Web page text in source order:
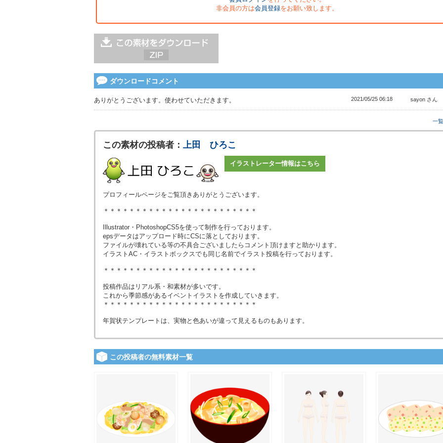
非会員の方は会員登録をお願い致します。
ダウンロードコメント
ありがとうございます。使わせていただきます。 2021/05/25 06:18 sayon さん
一
この素材の投稿者： 上田 ひろこ
イラストレーター情報はこちら
プロフィールページをご覧頂きありがとうございます。
＊＊＊＊＊＊＊＊＊＊＊＊＊＊＊＊＊＊＊＊＊＊＊＊
Illustrator・PhotoshopCS5を使って制作を行っております。
epsデータはアップロード時にCSに落としております。
ファイルが壊れている等の不具合ございましたらコメント頂けますと助かります。
イラストAC・イラストボックスでも同じ名前でイラスト投稿を行っております。
＊＊＊＊＊＊＊＊＊＊＊＊＊＊＊＊＊＊＊＊＊＊＊＊
投稿作品はリアル系・和素材が多いです。
これから季節感があるイベントイラストを作成していきます。
＊＊＊＊＊＊＊＊＊＊＊＊＊＊＊＊＊＊＊＊＊＊＊＊
年賀状テンプレートは、実物と色あいが違って見えるものもあります。
この投稿者の無料素材一覧